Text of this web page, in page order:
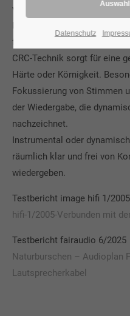
verlegt werden kann.
Das Faraday A zeichnet sich
flüssige Wiedergabe aus.
CRC-Technik sorgt für eine
Härte oder Körnigkeit.
Fokussierung von Stimmen
der Wiedergabe, die
nachzeichnet.
Instrumental oder
räumlich klar und frei von
wiedergeben.
Testbericht image hifi 1/
hifi-1/2005-Verbunden mit
Testbericht fairaudio 6/2025
Naturburschen – Audioplan
Lautsprecherkabel
Datenschutz